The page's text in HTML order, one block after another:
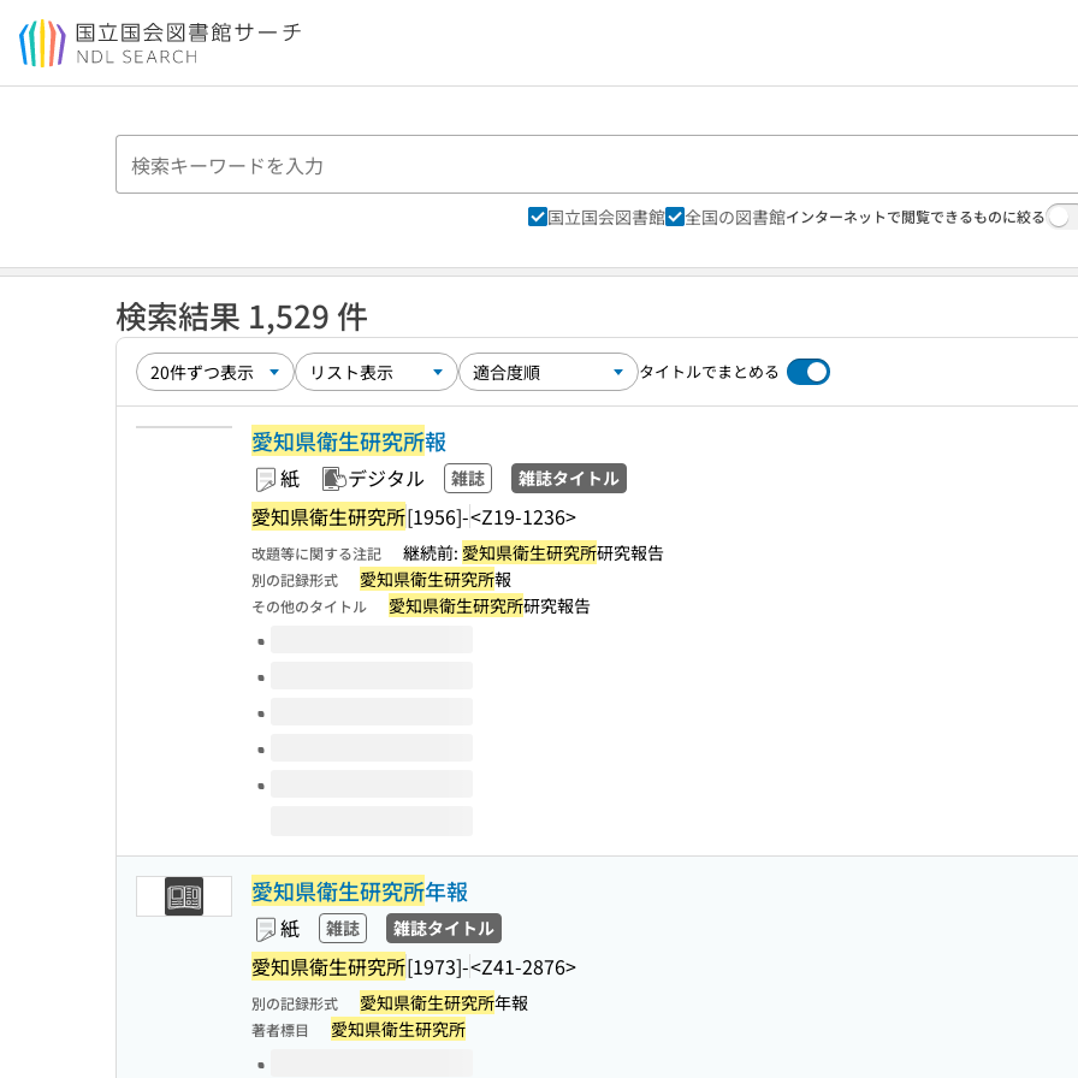
本文へ移動
国立国会図書館 全国の図書館インターネットで閲覧できるものに絞る
検索結果 1,529 件
タイトルでまとめる
愛知県衛生研究所報
紙 デジタル 雑誌 雑誌タイトル
愛知県衛生研究所[1956]-<Z19-1236>
改題等に関する注記 継続前: 愛知県衛生研究所研究報告
別の記録形式 愛知県衛生研究所報
その他のタイトル 愛知県衛生研究所研究報告
このタイトルの巻号
愛知県衛生研究所年報
紙 雑誌 雑誌タイトル
愛知県衛生研究所[1973]-<Z41-2876>
別の記録形式 愛知県衛生研究所年報
著者標目 愛知県衛生研究所
このタイトルの巻号